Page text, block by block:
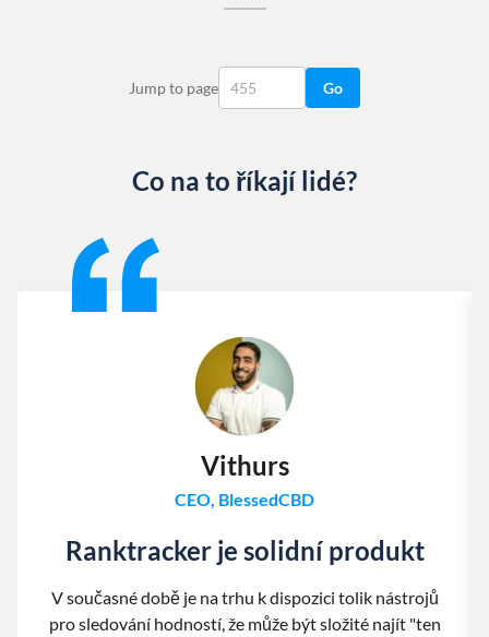
Jump to page Go
Co na to říkají lidé?
Vithurs
CEO, BlessedCBD
Ranktracker je solidní produkt
V současné době je na trhu k dispozici tolik nástrojů
pro sledování hodností, že může být složité najít "ten